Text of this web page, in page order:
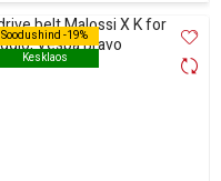
Soodushind -19%
Kesklaos
Soodushind -19%
Kesklaos